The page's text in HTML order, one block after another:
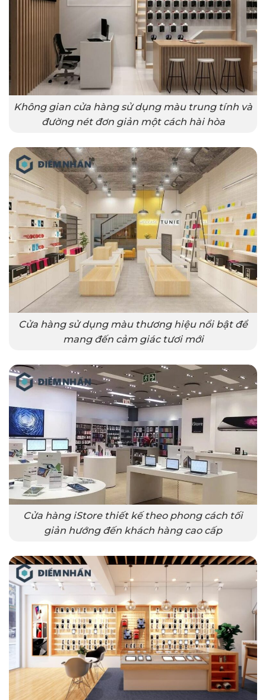
Không gian cửa hàng sử dụng màu trung tính và
đường nét đơn giản một cách hài hòa
Cửa hàng sử dụng màu thương hiệu nổi bật để
mang đến cảm giác tươi mới
Cửa hàng iStore thiết kế theo phong cách tối
giản hướng đến khách hàng cao cấp